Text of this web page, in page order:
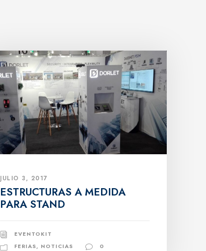
JULIO 3, 2017
ESTRUCTURAS A MEDIDA
PARA STAND
EVENTOKIT
FERIAS, NOTICIAS 0